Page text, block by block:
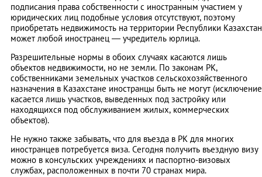
подписания права собственности с иностранным участием у
юридических лиц подобные условия отсутствуют, поэтому
приобретать недвижимость на территории Республики Казахстан
может любой иностранец — учредитель юрлица.
Разрешительные нормы в обоих случаях касаются лишь
объектов недвижимости, но не земли. По законам РК,
собственниками земельных участков сельскохозяйственного
назначения в Казахстане иностранцы быть не могут (исключение
касается лишь участков, выведенных под застройку или
находящихся под обслуживанием жилых, коммерческих
объектов).
Не нужно также забывать, что для въезда в РК для многих
иностранцев потребуется виза. Сегодня получить въездную визу
можно в консульских учреждениях и паспортно-визовых
службах, расположенных в почти 70 странах мира.